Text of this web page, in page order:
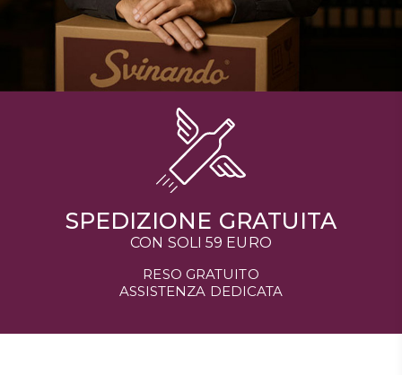
SPEDIZIONE GRATUITA
CON SOLI 59 EURO
RESO GRATUITO
ASSISTENZA DEDICATA